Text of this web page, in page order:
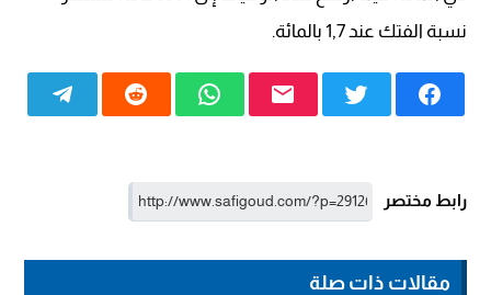
نسبة الفتك عند 1,7 بالمائة.
رابط مختصر
مقالات ذات صلة